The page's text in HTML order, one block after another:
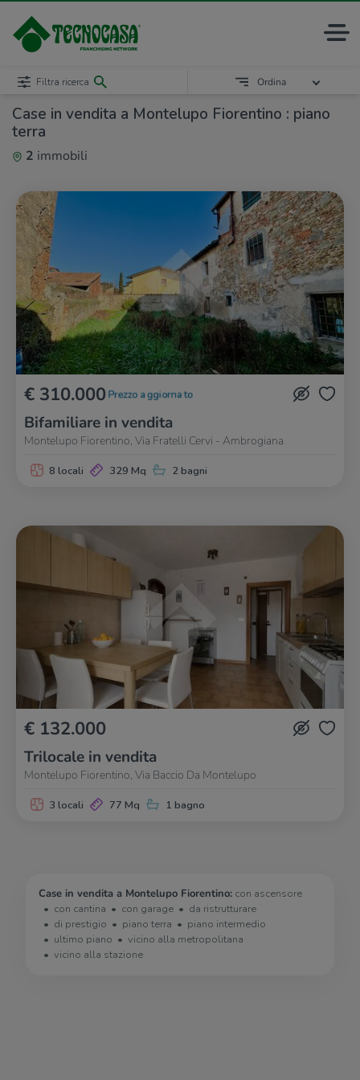
Case in vendita a Montelupo Fiorentino : piano
terra
2 immobili
Filtra ricerca Ordina
€ 310.000 Prezzo aggiornato
Bifamiliare in vendita
Montelupo Fiorentino, Via Fratelli Cervi - Ambrogiana
8 locali 329 Mq 2 bagni
€ 132.000
Trilocale in vendita
Montelupo Fiorentino, Via Baccio Da Montelupo
3 locali 77 Mq 1 bagno
Case in vendita a Montelupo Fiorentino: con ascensore
con cantina
con garage
da ristrutturare
di prestigio
piano terra
piano intermedio
ultimo piano
vicino alla metropolitana
vicino alla stazione